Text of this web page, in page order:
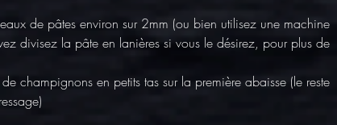
de pâtes environ sur 2mm (ou bien utilisez une machine
divisez la pâte en lanières si vous le désirez, pour plus de
champignons en petits tas sur la première abaisse (le reste